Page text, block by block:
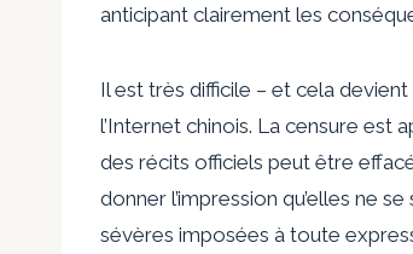
anticipant clairement les
Il est très difficile – et cela devient
l’Internet chinois. La censure est
des récits officiels peut être
donner l’impression qu’elles ne
sévères imposées à toute